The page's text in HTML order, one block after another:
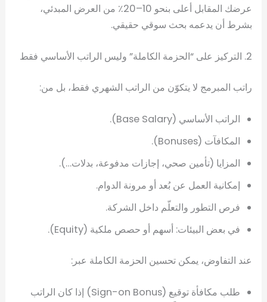
عرضك المقابل أعلى بنحو 10–20٪ من العرض المبدئي،
بشرط أن يدعمه بحث سوقي حقيقي.
2. التركيز على “الحزمة الكاملة” وليس الراتب الأساسي فقط
راتب المبرمج لا يتكوّن من الراتب الشهري فقط، بل من:
الراتب الأساسي (Base Salary).
المكافآت (Bonuses).
المزايا (تأمين صحي، إجازات مدفوعة، بدلات…).
إمكانية العمل عن بُعد أو مرونة الدوام.
فرص التطور والتعلّم داخل الشركة.
في بعض البيئات: أسهم أو حصص ملكية (Equity).
عند التفاوض، يمكن تحسين الحزمة الكاملة عبر:
طلب مكافأة توقيع (Sign-on Bonus) إذا كان الراتب